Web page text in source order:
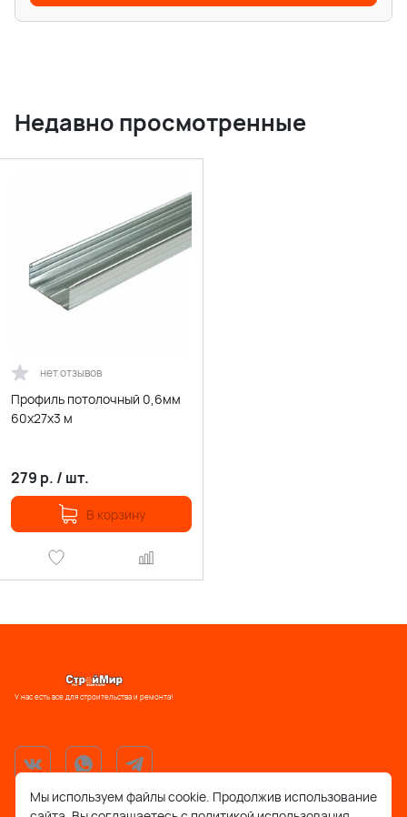
Недавно просмотренные
нет отзывов
Профиль потолочный 0,6мм
60х27х3 м
279 р. / шт.
В корзину
У нас есть все для строительства и ремонта!
Мы используем файлы cookie. Продолжив использование